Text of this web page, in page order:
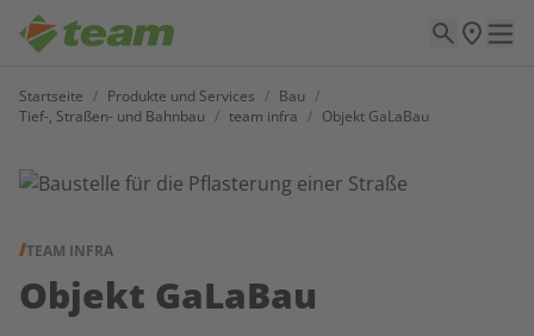
Startseite / Produkte und Services / Bau /
Tief-, Straßen- und Bahnbau / team infra / Objekt GaLaBau
TEAM INFRA
Objekt GaLaBau